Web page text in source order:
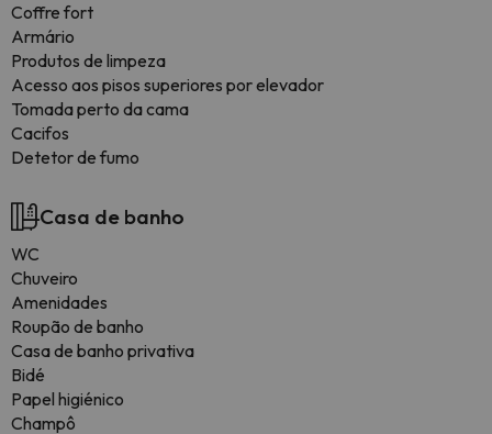
Coffre fort
Armário
Produtos de limpeza
Acesso aos pisos superiores por elevador
Tomada perto da cama
Cacifos
Detetor de fumo
Casa de banho
WC
Chuveiro
Amenidades
Roupão de banho
Casa de banho privativa
Bidé
Papel higiénico
Champô